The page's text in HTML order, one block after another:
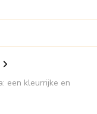
een kleurrijke en